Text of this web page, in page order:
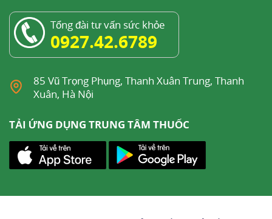
Tổng đài tư vấn sức khỏe
0927.42.6789
85 Vũ Trọng Phụng, Thanh Xuân Trung, Thanh
Xuân, Hà Nội
TẢI ỨNG DỤNG TRUNG TÂM THUỐC